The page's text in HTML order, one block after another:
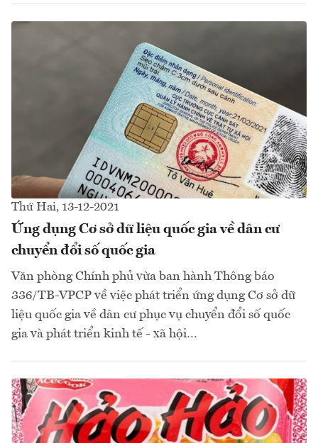
Thứ Hai, 13-12-2021
Ứng dụng Cơ sở dữ liệu quốc gia về dân cư
chuyển đổi số quốc gia
Văn phòng Chính phủ vừa ban hành Thông báo
336/TB-VPCP về việc phát triển ứng dụng Cơ sở dữ
liệu quốc gia về dân cư phục vụ chuyển đổi số quốc
gia và phát triển kinh tế - xã hội…